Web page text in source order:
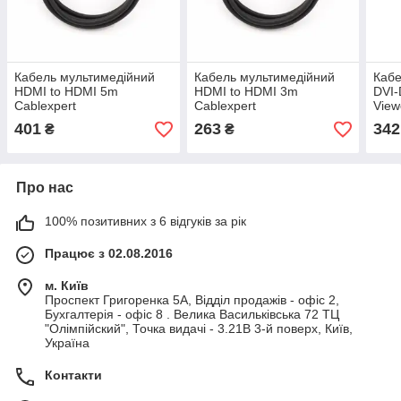
Кабель мультимедійний
HDMI to HDMI 5m
Cablexpert
401 ₴
Кабель мультимедійний
HDMI to HDMI 3m
Cablexpert
263₴ 342
Про нас
100% позитивних з 6 відгуків за рік
Працює з 02.08.2016
м. Київ
Проспект Григоренка 5А, Відділ продажів - офіс 2,
Бухгалтерія - офіс 8 . Велика Васильківська 72 ТЦ
"Олімпійский", Точка видачі - 3.21В 3-й поверх, Київ,
Україна
Контакти